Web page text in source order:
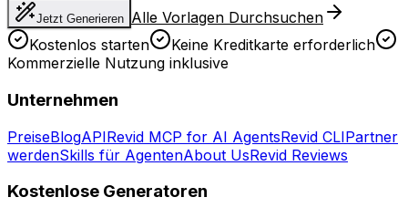
Jetzt Generieren Alle Vorlagen Durchsuchen
Kostenlos starten
Keine Kreditkarte erforderlich
Kommerzielle Nutzung inklusive
Unternehmen
PreiseBlogAPIRevid MCP for AI AgentsRevid CLIPartner
werdenSkills für AgentenAbout UsRevid Reviews
Kostenlose Generatoren